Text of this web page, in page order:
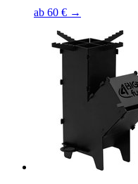
ab 60 € →